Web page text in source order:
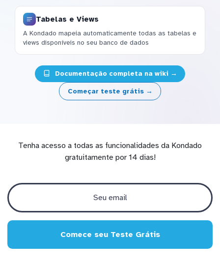
Tabelas e Views
A Kondado mapeia automaticamente todas as tabelas e
views disponíveis no seu banco de dados
Documentação completa na wiki →
Começar teste grátis →
Tenha acesso a todas as funcionalidades da Kondado
gratuitamente por 14 dias!
Comece seu Teste Grátis